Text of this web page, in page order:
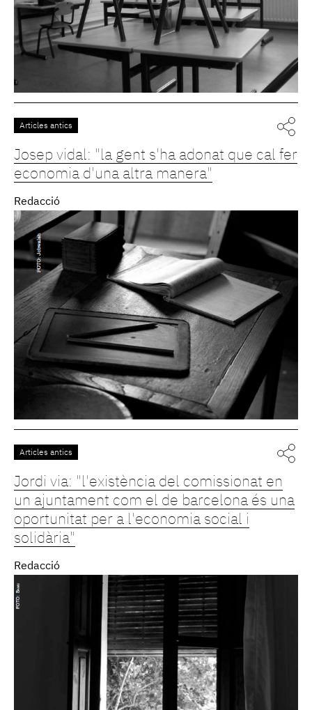
Articles antics
Josep vidal: "la gent s'ha adonat que cal fer
economia d'una altra manera"
Redacció
Articles antics
Jordi via: "l'existència del comissionat en
un ajuntament com el de barcelona és una
oportunitat per a l'economia social i
solidària"
Redacció